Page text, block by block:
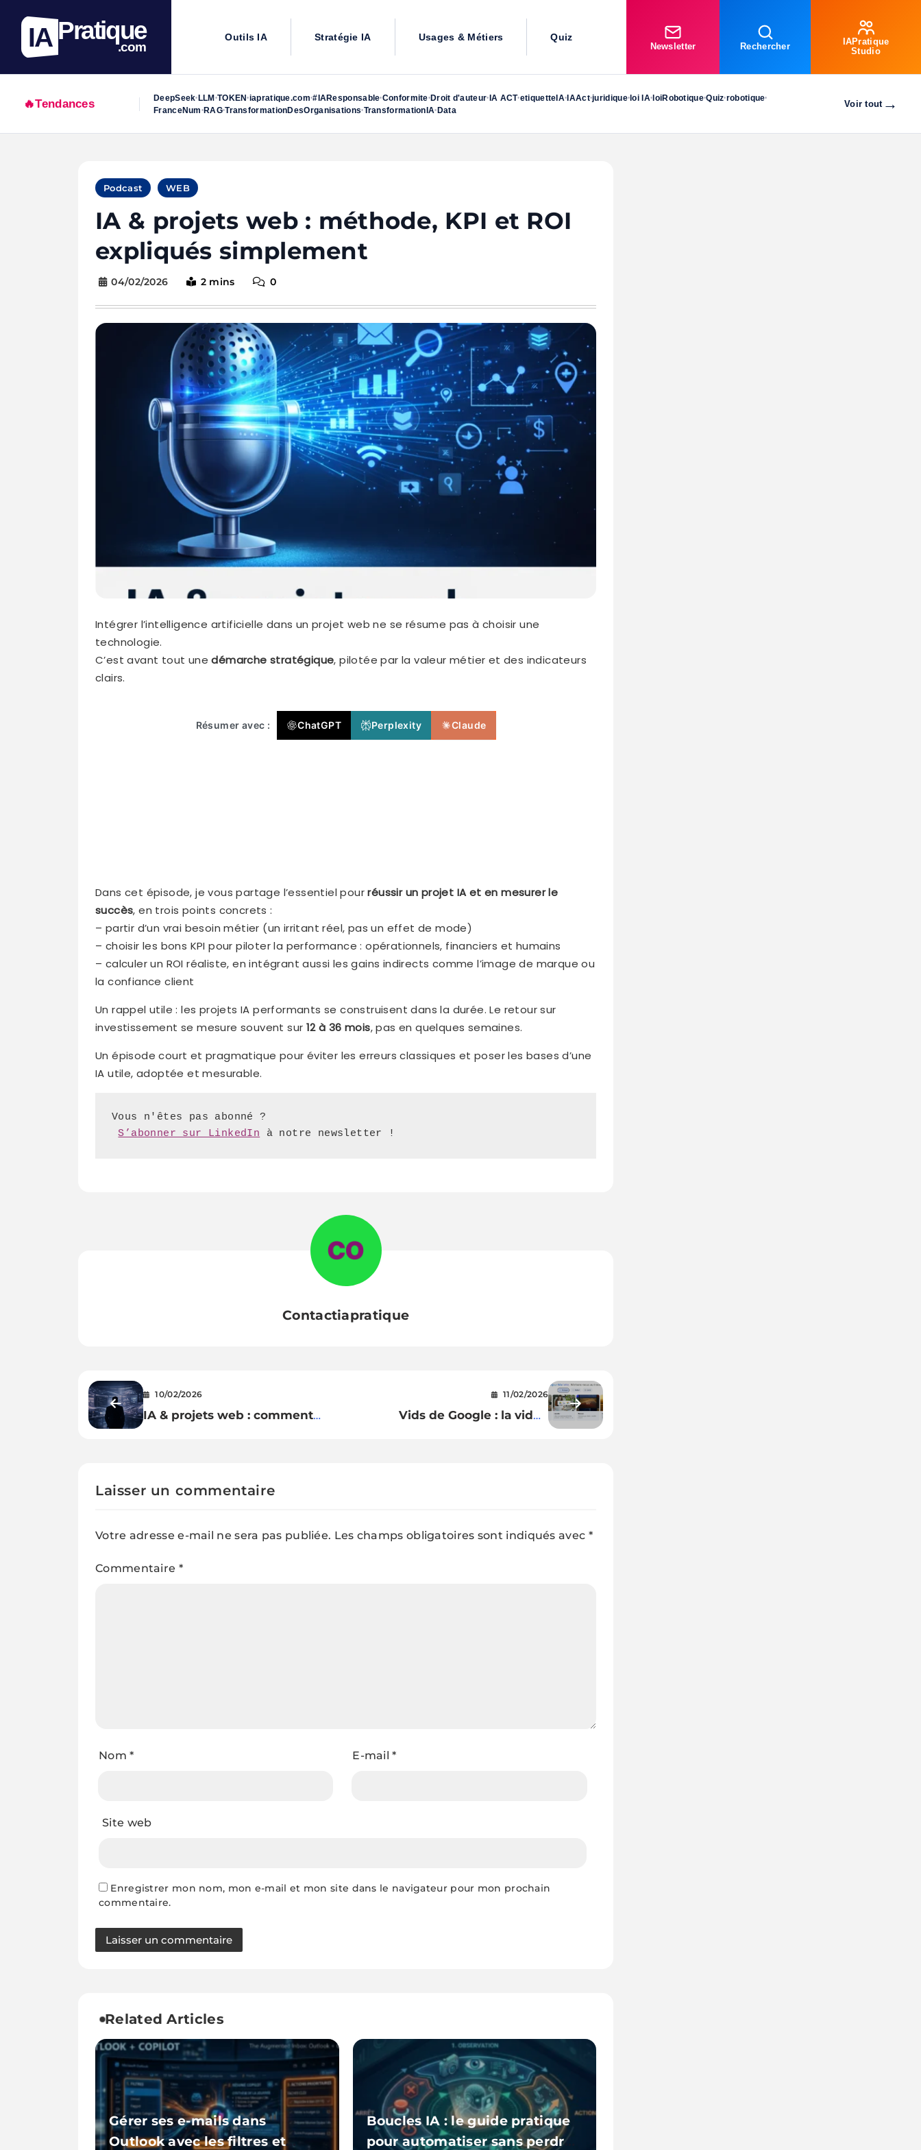
IA Pratique
.com
Outils IA Stratégie IA Usages & Métiers Quiz
Newsletter Rechercher
IAPratique
Studio
🔥Tendances DeepSeek• LLM •TOKEN•iapratique.com•#IAResponsable•Conformite• Droit d'auteur• IA ACT•etiquetteIA• IAAct•juridique• loi IA• loiRobotique•Quiz•robotique•
FranceNum • RAG•TransformationDesOrganisations•TransformationIA• Data
Voir tout→
Podcast WEB
IA & projets web : méthode, KPI et ROI
expliqués simplement
04/02/2026 2 mins 0
Intégrer l’intelligence artificielle dans un projet web ne se résume pas à choisir une
technologie.
C’est avant tout unedémarche stratégique, pilotée par la valeur métier et des indicateurs
clairs.
Résumer avec : ChatGPT Perplexity Claude
Dans cet épisode, je vous partage l’essentiel pourréussir un projet IA et en mesurer le
succès, en trois points concrets :
– partir d’un vrai besoin métier (un irritant réel, pas un effet de mode)
– choisir les bons KPI pour piloter la performance : opérationnels, financiers et humains
– calculer un ROI réaliste, en intégrant aussi les gains indirects comme l’image de marque ou
la confiance client
Un rappel utile : les projets IA performants se construisent dans la durée. Le retour sur
investissement se mesure souvent sur 12 à 36 mois, pas en quelques semaines.
Un épisode court et pragmatique pour éviter les erreurs classiques et poser les bases d’une
IA utile, adoptée et mesurable.
S’abonner sur LinkedIn à notre newsletter !
Contactiapratique
10/02/2026
IA & projets web : comment
11/02/2026
Vids de Google : la vidéo
Laisser un commentaire
Votre adresse e-mail ne sera pas publiée. Les champs obligatoires sont indiqués avec *
Commentaire *
Nom* E-mail*
Site web
Enregistrer mon nom, mon e-mail et mon site dans le navigateur pour mon prochain
commentaire.
Related Articles
Gérer ses e-mails dans
Outlook avec les filtres et
Boucles IA : le guide pratique
pour automatiser sans perdre